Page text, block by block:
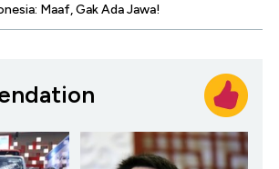
Maaf, Gak Ada Jawa!